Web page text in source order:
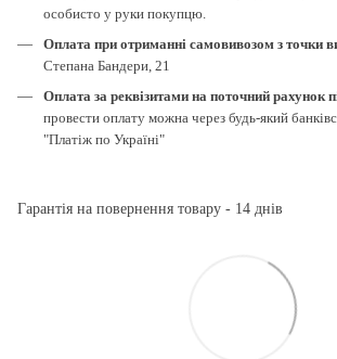
особисто у руки покупцю.
Оплата при отриманні самовивозом з точки
Степана Бандери, 21
Оплата за реквізитами на поточний рахунок
провести оплату можна через будь-який
"Платіж по Україні"
Гарантія на повернення товару - 14 днів